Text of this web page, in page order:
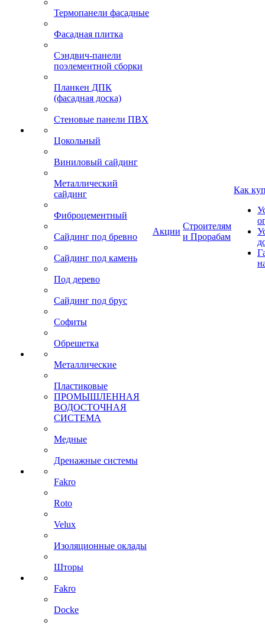
Термопанели фасадные
Фасадная плитка
Сэндвич-панели
поэлементной сборки
Планкен ДПК
(фасадная доска)
Стеновые панели ПВХ
Цокольный
Виниловый сайдинг
Металлический
сайдинг
Фиброцементный
Сайдинг под бревно
Сайдинг под камень
Под дерево
Сайдинг под брус
Софиты
Обрешетка
Металлические
Пластиковые
ПРОМЫШЛЕННАЯ
ВОДОСТОЧНАЯ
СИСТЕМА
Медные
Дренажные системы
Fakro
Roto
Velux
Изоляционные оклады
Шторы
Fakro
Docke
Акции
Строителям
и Прорабам
Как